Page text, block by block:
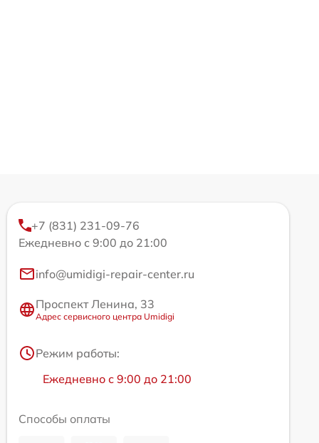
+7 (831) 231-09-76
Ежедневно с 9:00 до 21:00
info@umidigi-repair-center.ru
Проспект Ленина, 33
Адрес сервисного центра Umidigi
Режим работы:
Ежедневно с 9:00 до 21:00
Способы оплаты